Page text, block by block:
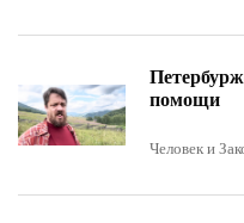
помощи
Человек и